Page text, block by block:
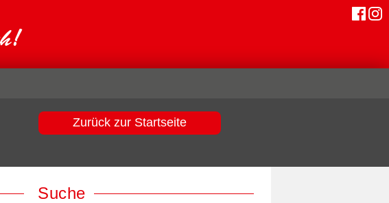
Zurück zur Startseite
Suche